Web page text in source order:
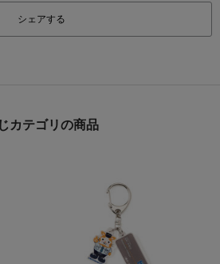
シェアする
カテゴリの商品